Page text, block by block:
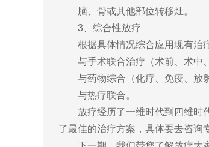
脑、骨或其他部位转移灶。
3、综合性放疗
根据具体情况综合应用现有治疗
与手术联合治疗（术前、术中、
与药物综合（化疗、免疫、放射
与热疗联合。
放疗经历了一维时代到四维时代
了最佳的治疗方案，具体要去咨询